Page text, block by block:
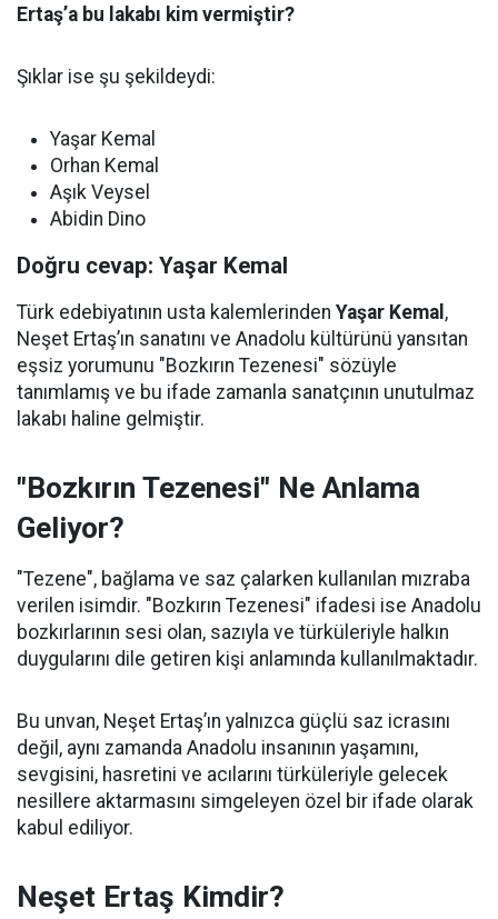
Ertaş’a bu lakabı kim vermiştir?
Şıklar ise şu şekildeydi:
Yaşar Kemal
Orhan Kemal
Aşık Veysel
Abidin Dino
Doğru cevap: Yaşar Kemal
Türk edebiyatının usta kalemlerinden Yaşar Kemal ,
Neşet Ertaş’ın sanatını ve Anadolu kültürünü yansıtan
eşsiz yorumunu "Bozkırın Tezenesi" sözüyle
tanımlamış ve bu ifade zamanla sanatçının unutulmaz
lakabı haline gelmiştir.
"Bozkırın Tezenesi" Ne Anlama
Geliyor?
"Tezene", bağlama ve saz çalarken kullanılan mızraba
verilen isimdir. "Bozkırın Tezenesi" ifadesi ise Anadolu
bozkırlarının sesi olan, sazıyla ve türküleriyle halkın
duygularını dile getiren kişi anlamında kullanılmaktadır.
Bu unvan, Neşet Ertaş’ın yalnızca güçlü saz icrasını
değil, aynı zamanda Anadolu insanının yaşamını,
sevgisini, hasretini ve acılarını türküleriyle gelecek
nesillere aktarmasını simgeleyen özel bir ifade olarak
kabul ediliyor.
Neşet Ertaş Kimdir?